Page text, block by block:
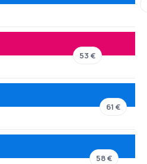
53 €
61 €
58 €